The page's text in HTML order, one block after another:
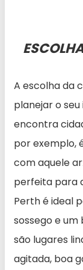
A escolha da
planejar o
encontra
por exemplo,
com aquele
perfeita para
Perth é ideal
sossego e
são lugares
agitada, boa